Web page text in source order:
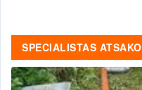
SPECIALISTAS ATSAKO